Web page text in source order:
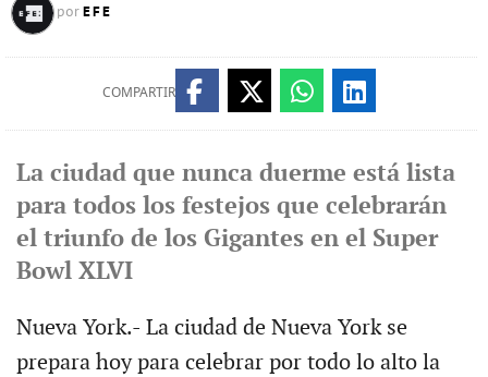
por EFE
COMPARTIR
La ciudad que nunca duerme está lista
para todos los festejos que celebrarán
el triunfo de los Gigantes en el Super
Bowl XLVI
Nueva York.- La ciudad de Nueva York se
prepara hoy para celebrar por todo lo alto la